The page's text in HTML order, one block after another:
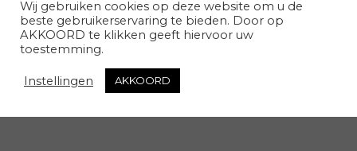
op de golfbaan.
Wij gebruiken cookies op deze website om u de
beste gebruikerservaring te bieden. Door op
AKKOORD te klikken geeft hiervoor uw
toestemming.
Instellingen AKKOORD